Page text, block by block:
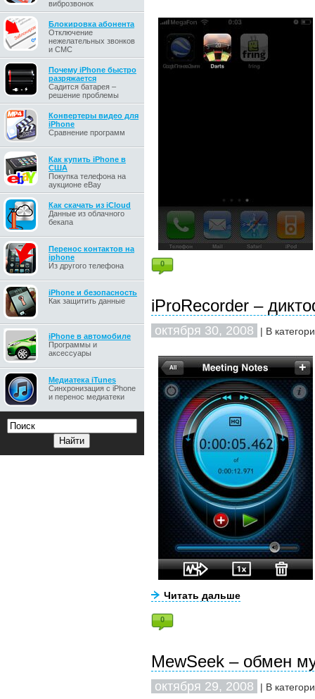
виброзвонок
Блокировка абонента
Отключение
нежелательных звонков
и СМС
Почему iPhone быстро
разряжается
Садится батарея –
решение проблемы
Конвертеры видео для
iPhone
Сравнение программ
Как купить iPhone в
США
Покупка телефона на
аукционе eBay
Как скачать из iCloud
Данные из облачного
бекапа
Перенос контактов на
iphone
Из другого телефона
iPhone и безопасность
Как защитить данные
iPhone в автомобиле
Программы и
аксессуары
Медиатека iTunes
Синхронизация с iPhone
и перенос медиатеки
0
iProRecorder –
октября 30, 2008 | В
Читать дальше
0
MewSeek – обмен
октября 29, 2008 | В